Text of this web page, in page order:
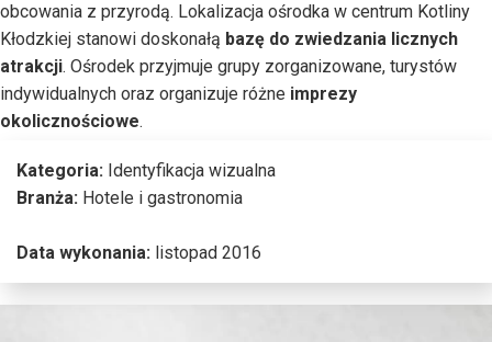
obcowania z przyrodą. Lokalizacja ośrodka w centrum Kotliny
Kłodzkiej stanowi doskonałą bazę do zwiedzania licznych
atrakcji. Ośrodek przyjmuje grupy zorganizowane, turystów
indywidualnych oraz organizuje różne imprezy
okolicznościowe.
Kategoria: Identyfikacja wizualna
Branża: Hotele i gastronomia
Data wykonania: listopad 2016